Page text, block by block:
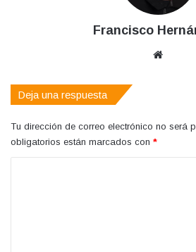
Francisco
Deja una respuesta
Tu dirección de correo electrónico no será
obligatorios están marcados con *